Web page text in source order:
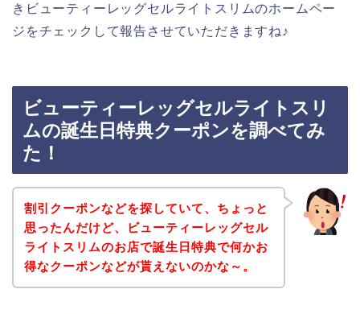
きビューティーレッグセルライトスリムのホームペー
ジをチェックして報告させていただきますね♪
ビューティーレッグセルライトスリ
ムの誕生日特典クーポンを調べてみ
た！
割引クーポンなどを探していて、ちょっと
思ったんだけど、ビューティーレッグセル
ライトスリムのお店で誕生日特典で何かお
得なクーポンなどが貰えないのかな～。